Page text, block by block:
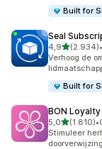
Built for
Seal
4,9van 5(2.934)
2934 •
Verhoog de
Built for
BON
5,0van 5(1.810)
1810 •
Stimuleer